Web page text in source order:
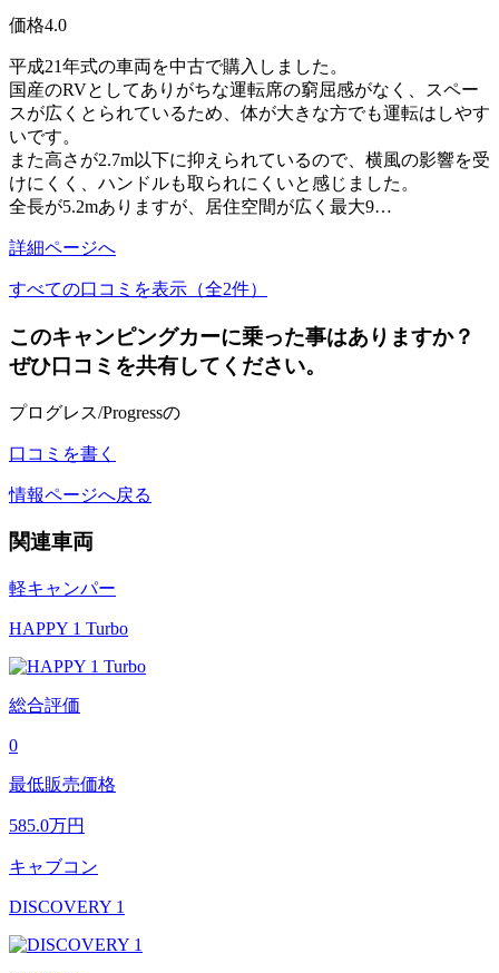
価格4.0
平成21年式の車両を中古で購入しました。
国産のRVとしてありがちな運転席の窮屈感がなく、スペー
スが広くとられているため、体が大きな方でも運転はしやす
いです。
また高さが2.7m以下に抑えられているので、横風の影響を受
けにくく、ハンドルも取られにくいと感じました。
全長が5.2mありますが、居住空間が広く最大9…
詳細ページへ
すべての口コミを表示（全2件）
このキャンピングカーに乗った事はありますか？
ぜひ口コミを共有してください。
プログレス/Progressの
口コミを書く
情報ページへ戻る
関連車両
軽キャンパー
HAPPY 1 Turbo
総合評価
0
最低販売価格
585.0万円
キャブコン
DISCOVERY 1